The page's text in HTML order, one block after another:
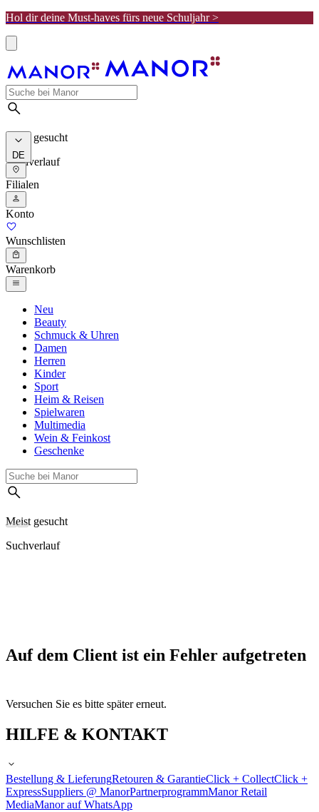
Hol dir deine Must-haves fürs neue Schuljahr >
Meist gesucht
Suchverlauf
DE
Filialen
Konto
Wunschlisten
Warenkorb
Neu
Beauty
Schmuck & Uhren
Damen
Herren
Kinder
Sport
Heim & Reisen
Spielwaren
Multimedia
Wein & Feinkost
Geschenke
Meist gesucht
Suchverlauf
Auf dem Client ist ein Fehler aufgetreten
Versuchen Sie es bitte später erneut.
HILFE & KONTAKT
Bestellung & LieferungRetouren & GarantieClick + CollectClick +
ExpressSuppliers @ ManorPartnerprogrammManor Retail
MediaManor auf WhatsApp